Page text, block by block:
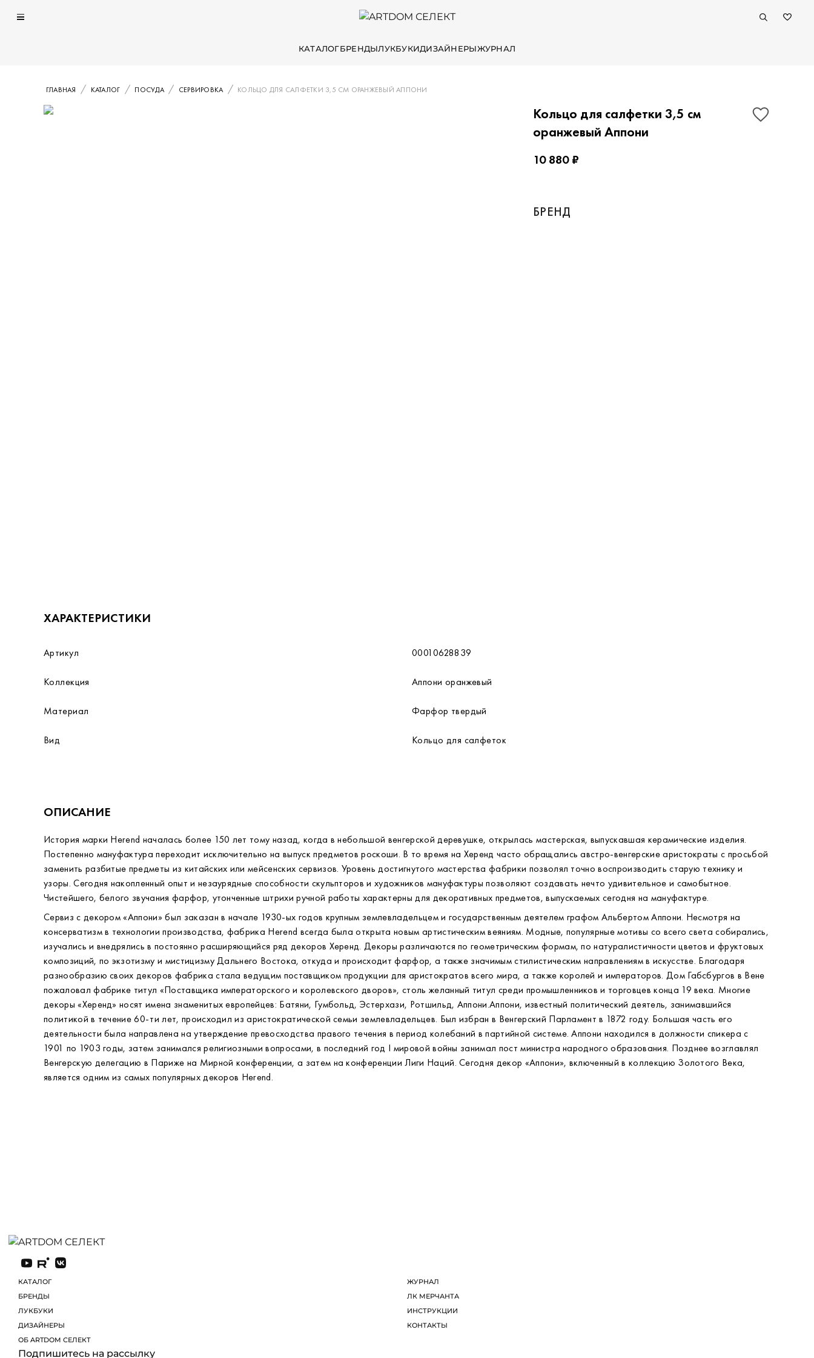
КАТАЛОГБРЕНДЫЛУКБУКИДИЗАЙНЕРЫЖУРНАЛ
ГЛАВНАЯ КАТАЛОГ ПОСУДА СЕРВИРОВКА КОЛЬЦО ДЛЯ САЛФЕТКИ 3,5 СМ ОРАНЖЕВЫЙ АППОНИ
Кольцо для салфетки 3,5 см
оранжевый Аппони
10 880 ₽
ХАРАКТЕРИСТИКИ
Артикул 00010628839
Коллекция Аппони оранжевый
Материал Фарфор твердый
Вид Кольцо для салфеток
ОПИСАНИЕ
История марки Herend началась более 150 лет тому назад, когда в небольшой венгерской деревушке, открылась мастерская, выпускавшая керамические изделия.
Постепенно мануфактура переходит исключительно на выпуск предметов роскоши. В то время на Херенд часто обращались австро-венгерские аристократы с просьбой
заменить разбитые предметы из китайских или мейсенских сервизов. Уровень достигнутого мастерства фабрики позволял точно воспроизводить старую технику и
узоры. Сегодня накопленный опыт и незаурядные способности скульпторов и художников мануфактуры позволяют создавать нечто удивительное и самобытное.
Чистейшего, белого звучания фарфор, утонченные штрихи ручной работы характерны для декоративных предметов, выпускаемых сегодня на мануфактуре.
Сервиз с декором «Аппони» был заказан в начале 1930-ых годов крупным землевладельцем и государственным деятелем графом Альбертом Аппони. Несмотря на
консерватизм в технологии производства, фабрика Herend всегда была открыта новым артистическим веяниям. Модные, популярные мотивы со всего света собирались,
изучались и внедрялись в постоянно расширяющийся ряд декоров Херенд. Декоры различаются по геометрическим формам, по натуралистичности цветов и фруктовых
композиций, по экзотизму и мистицизму Дальнего Востока, откуда и происходит фарфор, а также значимым стилистическим направлениям в искусстве. Благодаря
разнообразию своих декоров фабрика стала ведущим поставщиком продукции для аристократов всего мира, а также королей и императоров. Дом Габсбургов в Вене
пожаловал фабрике титул «Поставщика императорского и королевского дворов», столь желанный титул среди промышленников и торговцев конца 19 века. Многие
декоры «Херенд» носят имена знаменитых европейцев: Батяни, Гумбольд, Эстерхази, Ротшильд, Аппони.Аппони, известный политический деятель, занимавшийся
политикой в течение 60-ти лет, происходил из аристократической семьи землевладельцев. Был избран в Венгерский Парламент в 1872 году. Большая часть его
деятельности была направлена на утверждение превосходства правого течения в период колебаний в партийной системе. Аппони находился в должности спикера с
1901 по 1903 годы, затем занимался религиозными вопросами, в последний год I мировой войны занимал пост министра народного образования. Позднее возглавлял
КАТАЛОГ
БРЕНДЫ